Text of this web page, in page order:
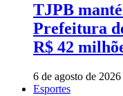
TJPB
Prefeitura
R$ 42
6 de agosto de 2026
Esportes